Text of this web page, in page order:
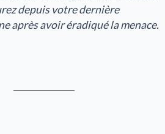
depuis votre dernière
après avoir éradiqué la menace.